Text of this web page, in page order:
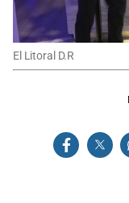
El Litoral D.R